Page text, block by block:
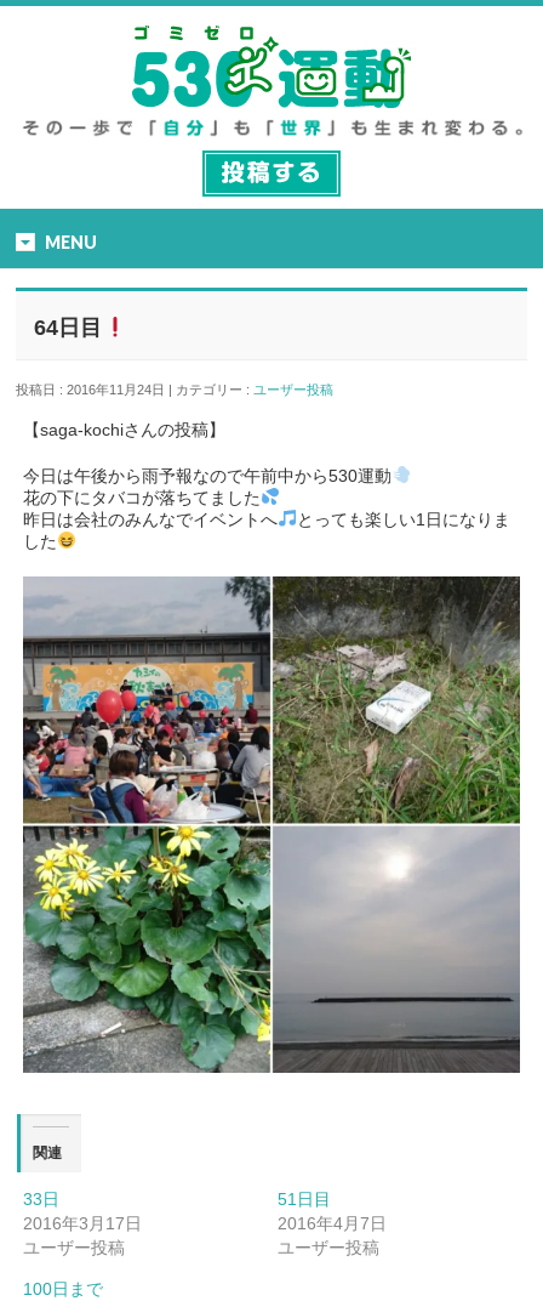
MENU
64日目
投稿日 : 2016年11月24日 | カテゴリー : ユーザー投稿
【saga-kochiさんの投稿】
今日は午後から雨予報なので午前中から530運動
花の下にタバコが落ちてました
昨日は会社のみんなでイベントへ
とっても楽しい1日になりま
した
関連
33日
2016年3月17日
ユーザー投稿
51日目
2016年4月7日
ユーザー投稿
100日まで